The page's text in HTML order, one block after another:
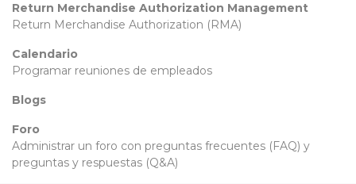
Return Merchandise Authorization Management
Return Merchandise Authorization (RMA)
Calendario
Programar reuniones de empleados
Blogs
Foro
Administrar un foro con preguntas frecuentes (FAQ) y
preguntas y respuestas (Q&A)